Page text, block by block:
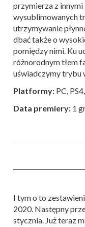
przymierza z
wysublimowanych
utrzymywanie
dbać także o
pomiędzy nimi. Ku
różnorodnym tłem
uświadczymy trybu
Platformy: PC,
Data premiery: 1
I tym o to
2020. Następny
stycznia. Już teraz